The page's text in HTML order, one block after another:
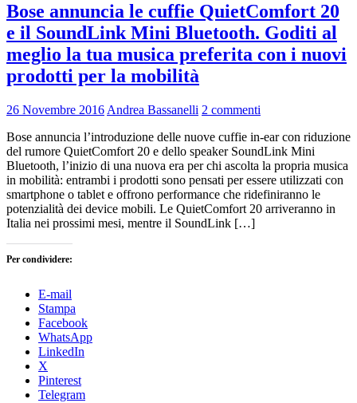
Bose annuncia le cuffie QuietComfort 20
e il SoundLink Mini Bluetooth. Goditi al
meglio la tua musica preferita con i nuovi
prodotti per la mobilità
26 Novembre 2016 Andrea Bassanelli 2 commenti
Bose annuncia l’introduzione delle nuove cuffie in-ear con riduzione
del rumore QuietComfort 20 e dello speaker SoundLink Mini
Bluetooth, l’inizio di una nuova era per chi ascolta la propria musica
in mobilità: entrambi i prodotti sono pensati per essere utilizzati con
smartphone o tablet e offrono performance che ridefiniranno le
potenzialità dei device mobili. Le QuietComfort 20 arriveranno in
Italia nei prossimi mesi, mentre il SoundLink […]
Per condividere:
E-mail
Stampa
Facebook
WhatsApp
LinkedIn
X
Pinterest
Telegram